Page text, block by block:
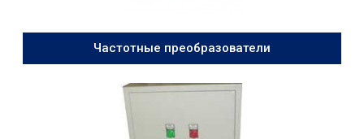
Частотные преобразователи